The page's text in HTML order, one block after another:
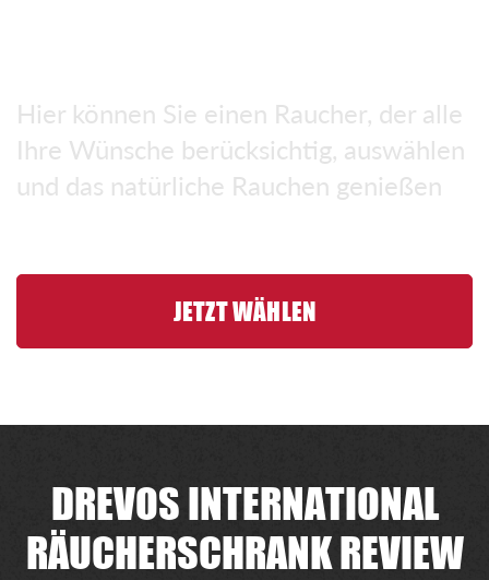
Hier können Sie einen Raucher, der alle
Ihre Wünsche berücksichtig, auswählen
und das natürliche Rauchen genießen
JETZT WÄHLEN
DREVOS INTERNATIONAL
RÄUCHERSCHRANK REVIEW